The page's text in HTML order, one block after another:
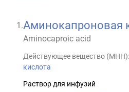
1 .Аминокапроновая
Aminocaproic acid
Действующее вещество (МНН):
кислота
Раствор для инфузий